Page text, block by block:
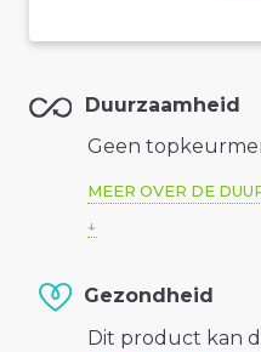
Duurzaamheid
Geen
MEER OVER DE
Gezondheid
Dit product kan